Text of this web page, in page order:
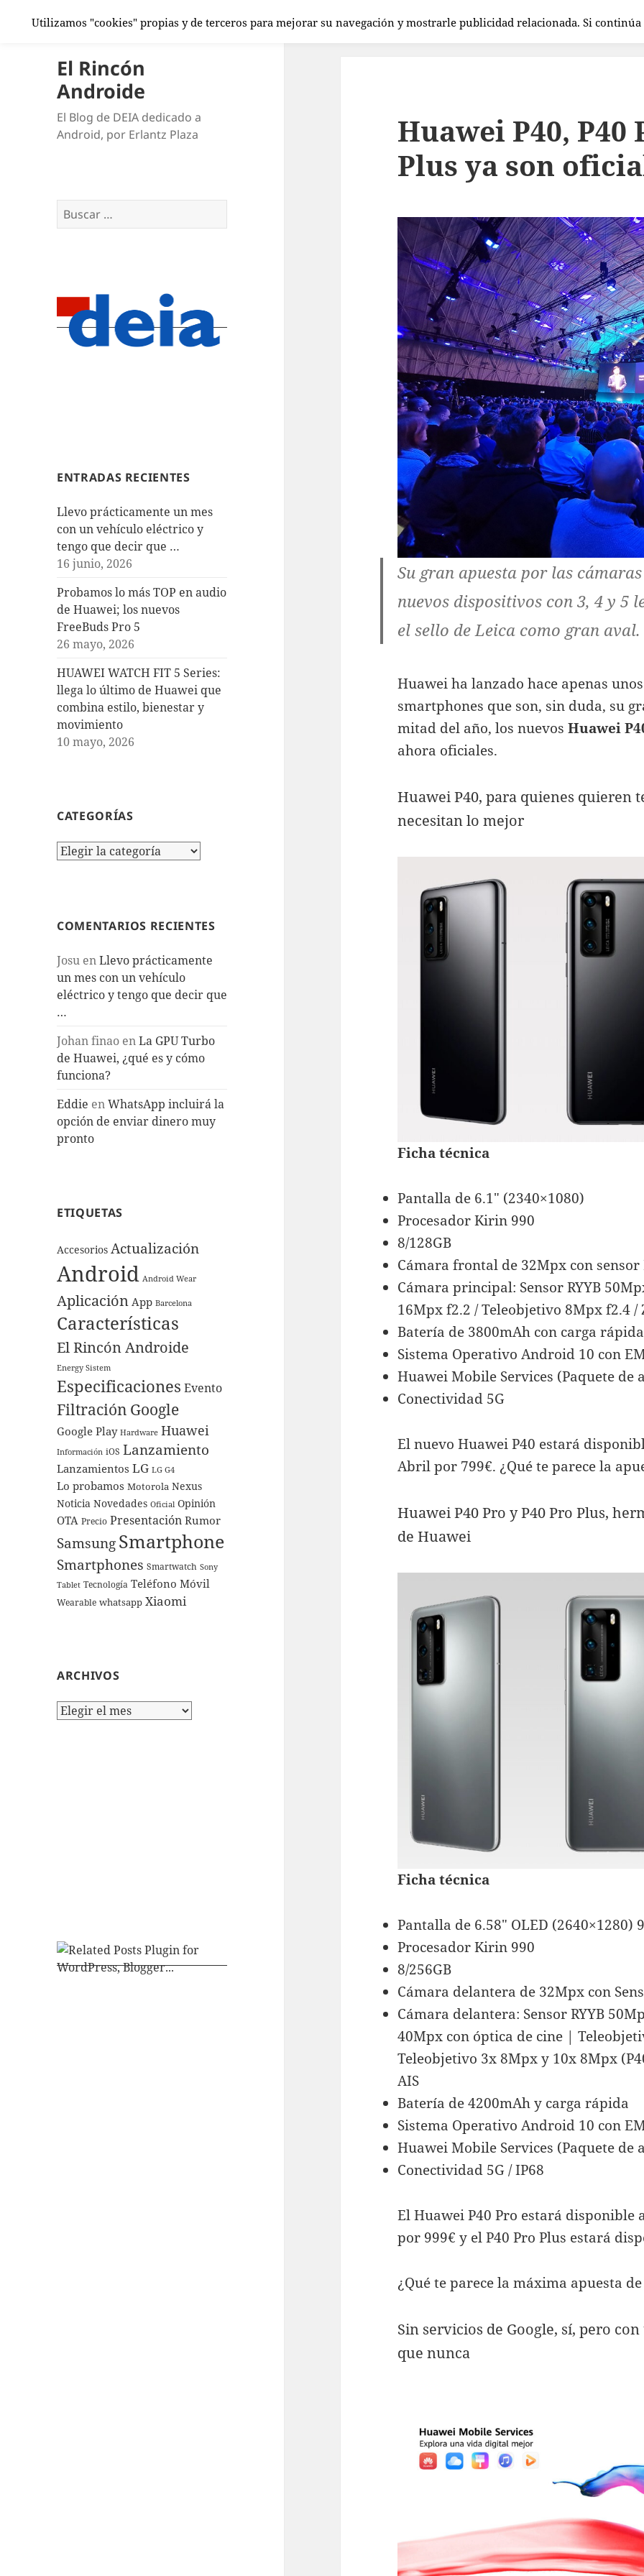
El Rincón
Androide
El Blog de DEIA dedicado a
Android, por Erlantz Plaza
Buscar:
ENTRADAS RECIENTES
Llevo prácticamente un mes
con un vehículo eléctrico y
tengo que decir que …
16 junio, 2026
Probamos lo más TOP en audio
de Huawei; los nuevos
FreeBuds Pro 5
26 mayo, 2026
HUAWEI WATCH FIT 5 Series:
llega lo último de Huawei que
combina estilo, bienestar y
movimiento
10 mayo, 2026
CATEGORÍAS
Categorías
COMENTARIOS RECIENTES
Josu enLlevo prácticamente
un mes con un vehículo
eléctrico y tengo que decir que
…
Johan finao enLa GPU Turbo
de Huawei, ¿qué es y cómo
funciona?
Eddie enWhatsApp incluirá la
opción de enviar dinero muy
pronto
ETIQUETAS
Accesorios Actualización
Android Android Wear
Aplicación App Barcelona
Características
El Rincón Androide
Energy Sistem
Especificaciones Evento
Filtración Google
Google Play Hardware Huawei
Información iOS Lanzamiento
Lanzamientos LG LG G4
Lo probamos Motorola Nexus
Noticia Novedades Oficial Opinión
OTA Precio Presentación Rumor
SamsungSmartphone
Smartphones Smartwatch Sony
Tablet Tecnología Teléfono Móvil
Wearable whatsapp Xiaomi
ARCHIVOS
Archivos
Huawei P40, P40
Plus ya son
Su gran apuesta por las
nuevos dispositivos con 3, 4 y 5
el sello de Leica como gran aval.
Huawei ha lanzado hace apenas
smartphones que son, sin duda, su
mitad del año, los nuevosHuawei
ahora oficiales.
Huawei P40, para quienes quieren
necesitan lo mejor
Ficha técnica
Pantalla de 6.1″ (2340×1080)
Procesador Kirin 990
8/128GB
Cámara frontal de 32Mpx con
Cámara principal: Sensor RYYB
16Mpx f2.2 / Teleobjetivo 8Mpx f2.4 /
Batería de 3800mAh con carga rápida
Sistema Operativo Android 10 con
Huawei Mobile Services (Paquete de
Conectividad 5G
El nuevo Huawei P40 estará
Abril por 799€. ¿Qué te parece la
Huawei P40 Pro y P40 Pro Plus,
de Huawei
Ficha técnica
Pantalla de 6.58″ OLED (2640×1280)
Procesador Kirin 990
8/256GB
Cámara delantera de 32Mpx con
Cámara delantera: Sensor RYYB
40Mpx con óptica de cine |
Teleobjetivo 3x 8Mpx y 10x 8Mpx
AIS
Batería de 4200mAh y carga rápida
Sistema Operativo Android 10 con
Huawei Mobile Services (Paquete de
Conectividad 5G / IP68
El Huawei P40 Pro estará
por 999€ y el P40 Pro Plus estará
¿Qué te parece la máxima apuesta
Sin servicios de Google, sí, pero
que nunca
Utilizamos "cookies" propias y de terceros para mejorar su navegación y mostrarle publicidad relacionada. Si continúa